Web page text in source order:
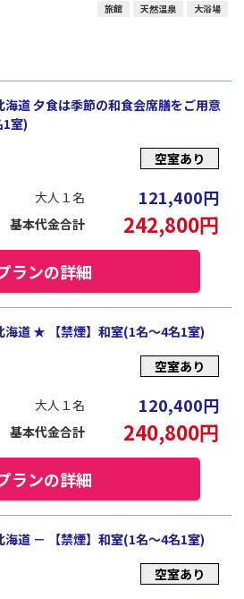
旅館 天然温泉 大浴場
道 夕食は季節の和食会席膳をご用意
室)
空室あり
大人１名 121,400円
基本代金合計 242,800円
ランの詳細
道 ★ 【禁煙】和室(1名～4名1室)
空室あり
大人１名 120,400円
基本代金合計 240,800円
ランの詳細
道 － 【禁煙】和室(1名～4名1室)
空室あり